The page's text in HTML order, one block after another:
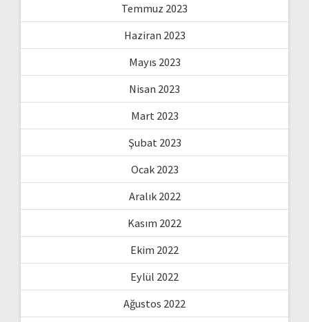
Temmuz 2023
Haziran 2023
Mayıs 2023
Nisan 2023
Mart 2023
Şubat 2023
Ocak 2023
Aralık 2022
Kasım 2022
Ekim 2022
Eylül 2022
Ağustos 2022